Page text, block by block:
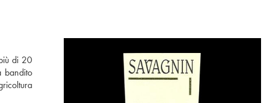
di 20
bandito